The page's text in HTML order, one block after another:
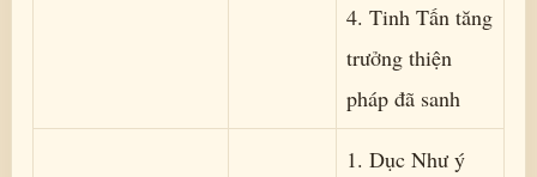
4. Tinh Tấn tăng
trưởng thiện
pháp đã sanh
1. Dục Như ý